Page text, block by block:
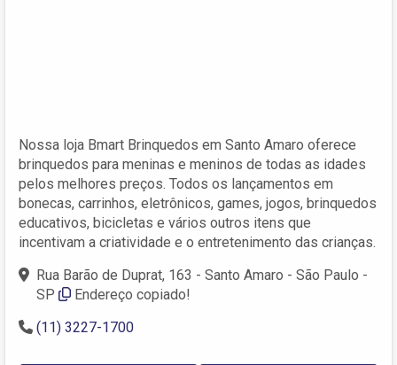
Nossa loja Bmart Brinquedos em Santo Amaro oferece
brinquedos para meninas e meninos de todas as idades
pelos melhores preços. Todos os lançamentos em
bonecas, carrinhos, eletrônicos, games, jogos, brinquedos
educativos, bicicletas e vários outros itens que
incentivam a criatividade e o entretenimento das crianças.
Rua Barão de Duprat, 163 - Santo Amaro - São Paulo -
SP
Endereço copiado!
(11) 3227-1700